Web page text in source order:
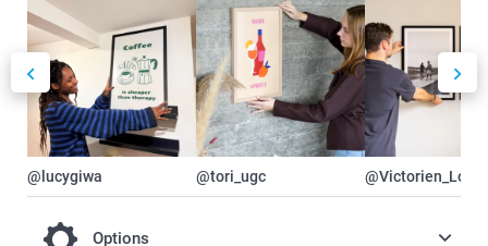
@lucygiwa @tori_ugc
Options